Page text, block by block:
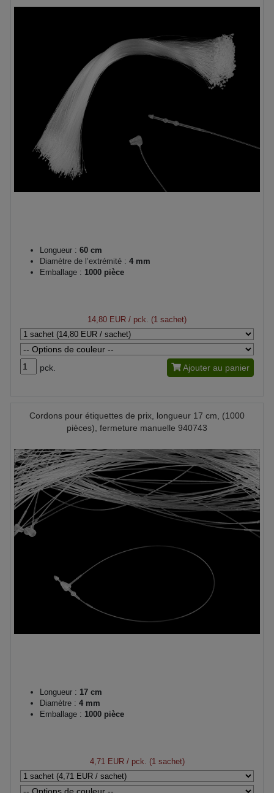
Longueur : 60 cm
Diamètre de l’extrémité : 4 mm
Emballage : 1000 pièce
14,80 EUR / pck. (1 sachet)
pck. Ajouter au panier
Cordons pour étiquettes de prix, longueur 17 cm, (1000
pièces), fermeture manuelle 940743
Longueur : 17 cm
Diamètre : 4 mm
Emballage : 1000 pièce
4,71 EUR/ pck. (1 sachet)